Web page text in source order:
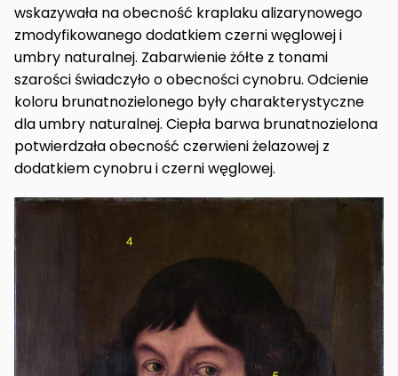
wskazywała na obecność kraplaku alizarynowego
zmodyfikowanego dodatkiem czerni węglowej i
umbry naturalnej. Zabarwienie żółte z tonami
szarości świadczyło o obecności cynobru. Odcienie
koloru brunatnozielonego były charakterystyczne
dla umbry naturalnej. Ciepła barwa brunatnozielona
potwierdzała obecność czerwieni żelazowej z
dodatkiem cynobru i czerni węglowej.